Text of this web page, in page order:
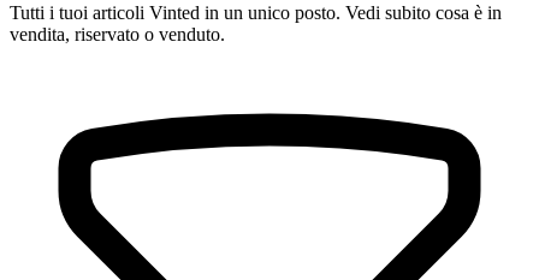
Tutti i tuoi articoli Vinted in un unico posto. Vedi subito cosa è in
vendita, riservato o venduto.